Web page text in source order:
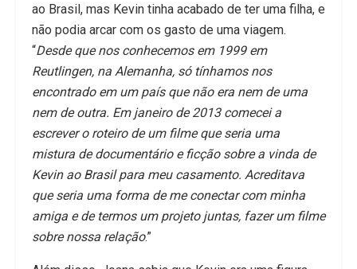
ao Brasil, mas Kevin tinha acabado de ter uma filha, e
não podia arcar com os gasto de uma viagem.
“Desde que nos conhecemos em 1999 em
Reutlingen, na Alemanha, só tínhamos nos
encontrado em um país que não era nem de uma
nem de outra. Em janeiro de 2013 comecei a
escrever o roteiro de um filme que seria uma
mistura de documentário e ficção sobre a vinda de
Kevin ao Brasil para meu casamento. Acreditava
que seria uma forma de me conectar com minha
amiga e de termos um projeto juntas, fazer um filme
sobre nossa relação.”